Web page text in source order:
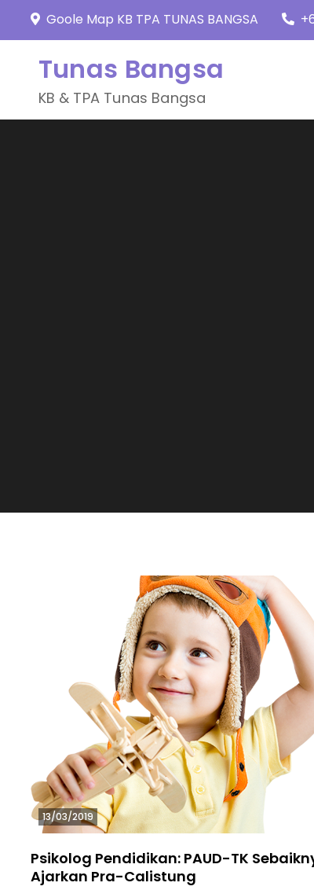
Goole Map KB TPA TUNAS BANGSA
Tunas Bangsa
KB & TPA Tunas Bangsa
13/03/2019
Psikolog Pendidikan: PAUD-TK
Ajarkan Pra-Calistung